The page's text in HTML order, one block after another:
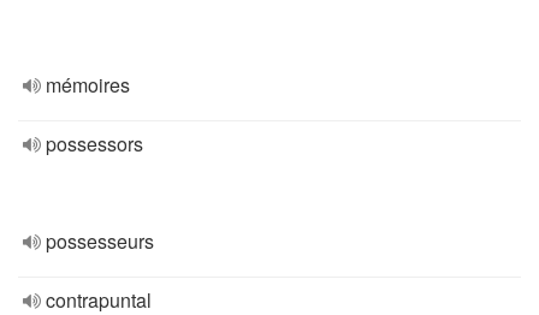
mémoires
possessors
possesseurs
contrapuntal